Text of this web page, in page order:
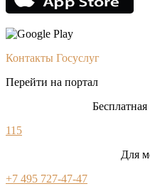
Контакты Госуслуг
Перейти на портал
115
Для
+7 495 727-47-47